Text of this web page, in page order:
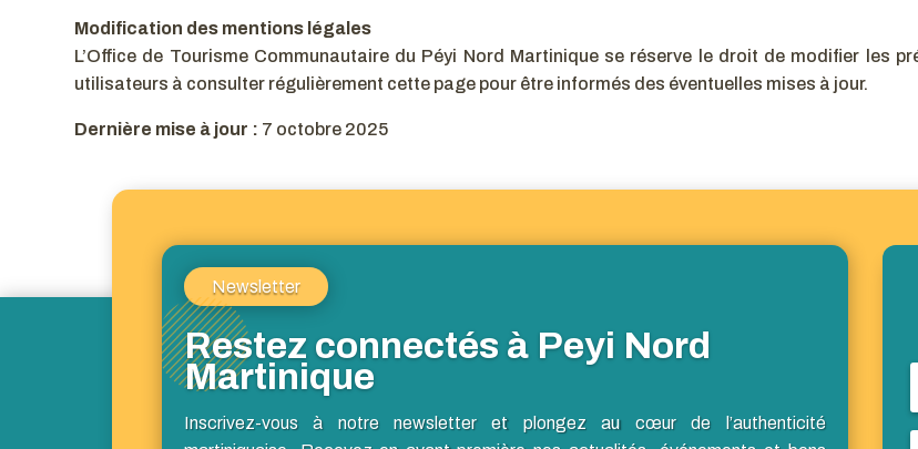
Modification des mentions légales
L’Office de Tourisme Communautaire du Péyi Nord Martinique se réserve le droit de modifier les
utilisateurs à consulter régulièrement cette page pour être informés des éventuelles mises à jour.
Dernière mise à jour : 7 octobre 2025
Newsletter
Restez connectés à Peyi Nord
Martinique
Inscrivez-vous à notre newsletter et plongez au cœur de l’authenticité